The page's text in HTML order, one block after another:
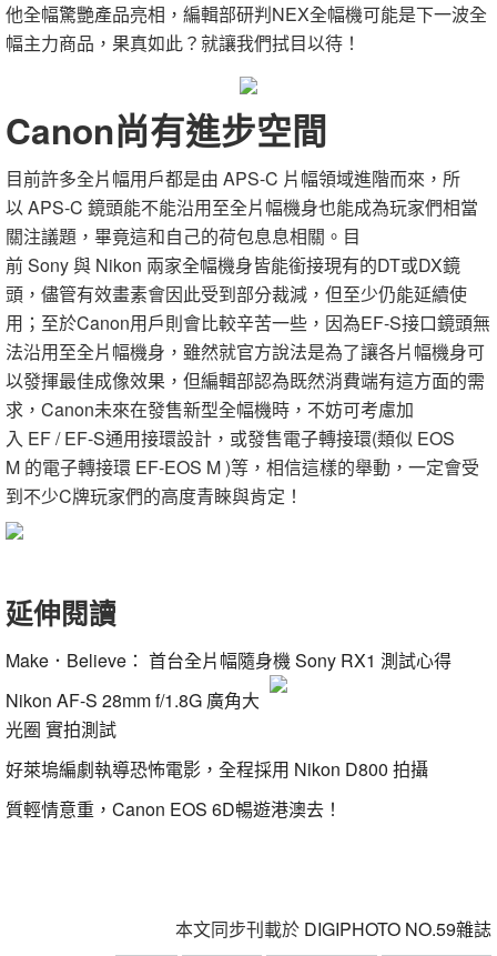
他全幅驚艷產品亮相，編輯部研判NEX全幅機可能是下一波全
幅主力商品，果真如此？就讓我們拭目以待！
Canon尚有進步空間
目前許多全片幅用戶都是由 APS-C 片幅領域進階而來，所
以 APS-C 鏡頭能不能沿用至全片幅機身也能成為玩家們相當
關注議題，畢竟這和自己的荷包息息相關。目
前 Sony 與 Nikon 兩家全幅機身皆能銜接現有的DT或DX鏡
頭，儘管有效畫素會因此受到部分裁減，但至少仍能延續使
用；至於Canon用戶則會比較辛苦一些，因為EF-S接口鏡頭無
法沿用至全片幅機身，雖然就官方說法是為了讓各片幅機身可
以發揮最佳成像效果，但編輯部認為既然消費端有這方面的需
求，Canon未來在發售新型全幅機時，不妨可考慮加
入 EF / EF-S通用接環設計，或發售電子轉接環(類似 EOS
M 的電子轉接環 EF-EOS M )等，相信這樣的舉動，一定會受
到不少C牌玩家們的高度青睞與肯定！
延伸閱讀
Make．Believe： 首台全片幅隨身機 Sony RX1 測試心得
Nikon AF-S 28mm f/1.8G 廣角大
光圈 實拍測試
好萊塢編劇執導恐怖電影，全程採用 Nikon D800 拍攝
質輕情意重，Canon EOS 6D暢遊港澳去！
本文同步刊載於 DIGIPHOTO NO.59雜誌